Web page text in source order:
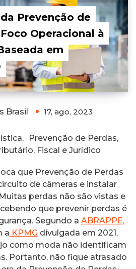
Prevenção de
Operacional à
em
Brasil 17, ago, 2023
, Prevenção de Perdas,
Fiscal e Jurídico
que Prevenção de Perdas
de câmeras e instalar
perdas não são vistas e
que prevenir perdas é
Segundo a ABRAPPE,
a KPMG divulgada em 2021,
como moda não identificam
Portanto, não fique atrasado